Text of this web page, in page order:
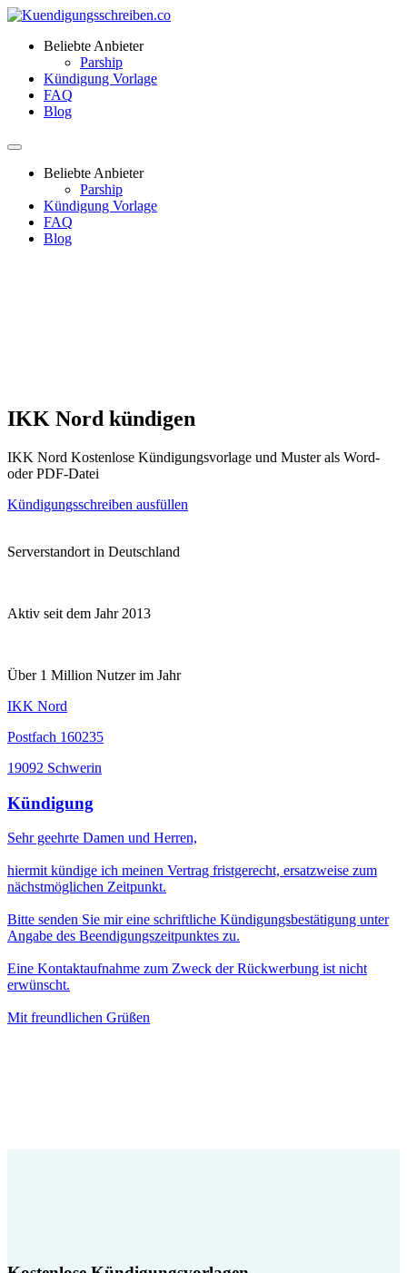
Beliebte Anbieter
Parship
Kündigung Vorlage
FAQ
Blog
Beliebte Anbieter
Parship
Kündigung Vorlage
FAQ
Blog
IKK Nord kündigen
IKK Nord Kostenlose Kündigungsvorlage und Muster als Word-
oder PDF-Datei
Kündigungsschreiben ausfüllen
Serverstandort in Deutschland
Aktiv seit dem Jahr 2013
Über 1 Million Nutzer im Jahr
IKK Nord
Postfach 160235
19092 Schwerin
Kündigung
Sehr geehrte Damen und Herren,
hiermit kündige ich meinen Vertrag fristgerecht, ersatzweise zum
nächstmöglichen Zeitpunkt.
Bitte senden Sie mir eine schriftliche Kündigungsbestätigung unter
Angabe des Beendigungszeitpunktes zu.
Eine Kontaktaufnahme zum Zweck der Rückwerbung ist nicht
erwünscht.
Mit freundlichen Grüßen